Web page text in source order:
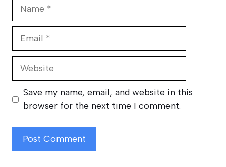
Website
Save my name, email, and website in this
browser for the next time I comment.